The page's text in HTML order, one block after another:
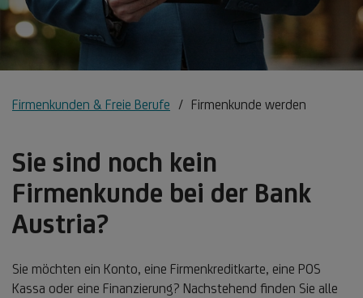
Firmenkunden & Freie Berufe Firmenkunde werden
Sie sind noch kein
Firmenkunde bei der Bank
Austria?
Sie möchten ein Konto, eine Firmenkreditkarte, eine POS
Kassa oder eine Finanzierung? Nachstehend finden Sie alle